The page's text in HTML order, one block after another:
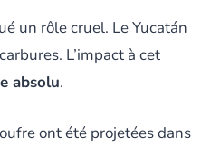
un rôle cruel. Le Yucatán
L’impact à cet
absolu.
ont été projetées dans